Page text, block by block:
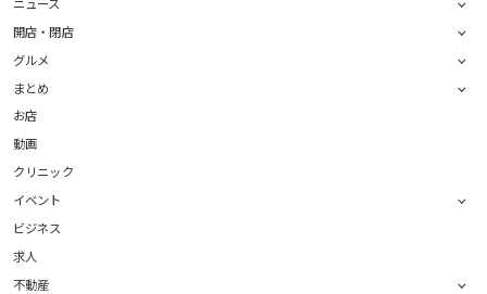
開店・閉店
グルメ
まとめ
お店
動画
クリニック
イベント
ビジネス
求人
不動産